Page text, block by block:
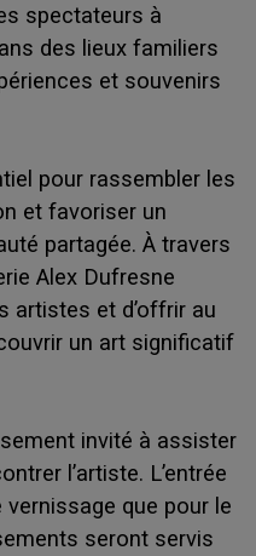
spectateurs à
des lieux familiers
et souvenirs
pour rassembler les
et favoriser un
partagée. À travers
Alex Dufresne
artistes et d’offrir au
un art significatif
invité à assister
l’artiste. L’entrée
que pour le
seront servis